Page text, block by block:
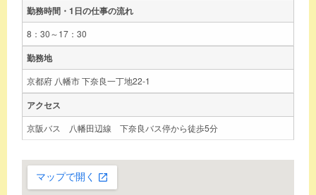
勤務時間・1日の仕事の流れ
8：30～17：30
勤務地
京都府 八幡市 下奈良一丁地22-1
アクセス
京阪バス 八幡田辺線 下奈良バス停から徒歩5分